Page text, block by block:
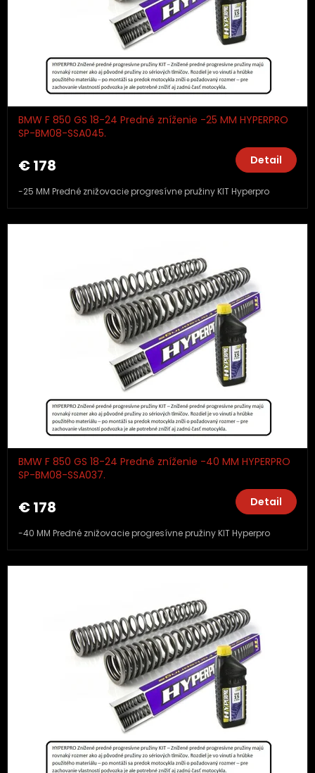
BMW F 850 GS 18-24 Predné zníženie -25 MM HYPERPRO
SP-BM08-SSA045.
€ 178 Detail
-25 MM Predné znižovacie progresívne pružiny KIT Hyperpro
BMW F 850 GS 18-24 Predné zníženie -40 MM HYPERPRO
SP-BM08-SSA037.
€ 178 Detail
-40 MM Predné znižovacie progresívne pružiny KIT Hyperpro